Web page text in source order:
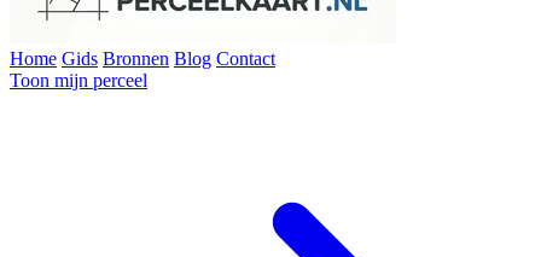
Home Gids Bronnen Blog Contact
Toon mijn perceel